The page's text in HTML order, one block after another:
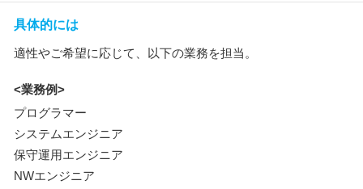
具体的には
適性やご希望に応じて、以下の業務を担当。
<業務例>
プログラマー
システムエンジニア
保守運用エンジニア
NWエンジニア